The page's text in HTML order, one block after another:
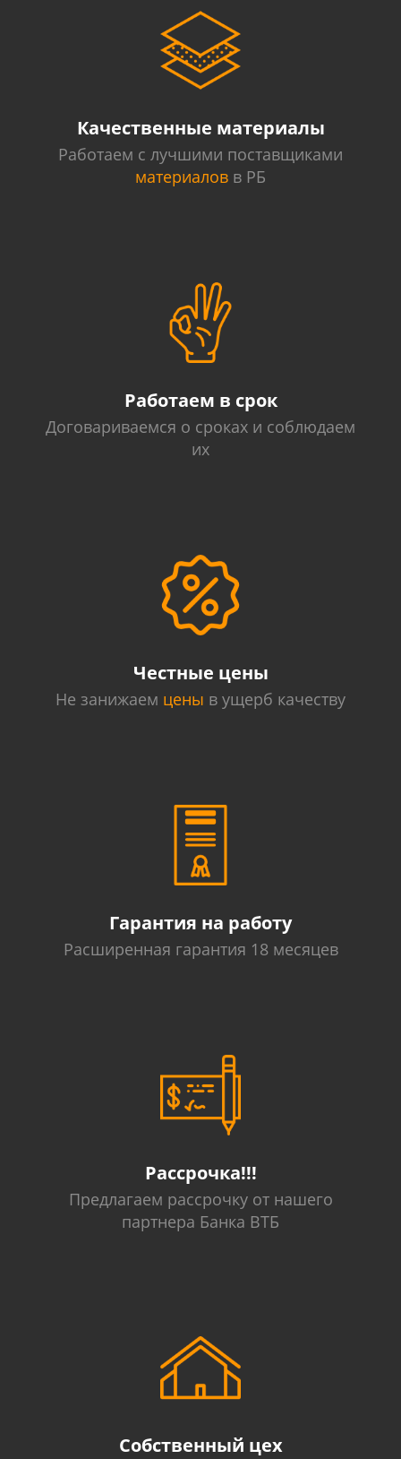
Качественные материалы
Работаем с лучшими поставщиками
материалов в РБ
Работаем в срок
Договариваемся о сроках и соблюдаем
их
Честные цены
Не занижаем цены в ущерб качеству
Гарантия на работу
Расширенная гарантия 18 месяцев
Рассрочка!!!
Предлагаем рассрочку от нашего
партнера Банка ВТБ
Собственный цех